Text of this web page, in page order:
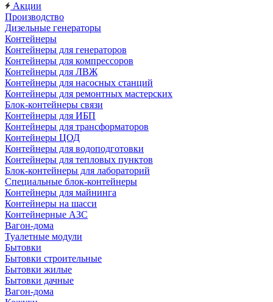
Акции
Производство
Дизельные генераторы
Контейнеры
Контейнеры для генераторов
Контейнеры для компрессоров
Контейнеры для ЛВЖ
Контейнеры для насосных станций
Контейнеры для ремонтных мастерских
Блок-контейнеры связи
Контейнеры для ИБП
Контейнеры для трансформаторов
Контейнеры ЦОД
Контейнеры для водоподготовки
Контейнеры для тепловых пунктов
Блок-контейнеры для лабораторий
Специальные блок-контейнеры
Контейнеры для майнинга
Контейнеры на шасси
Контейнерные АЗС
Вагон-дома
Туалетные модули
Бытовки
Бытовки строительные
Бытовки жилые
Бытовки дачные
Вагон-дома